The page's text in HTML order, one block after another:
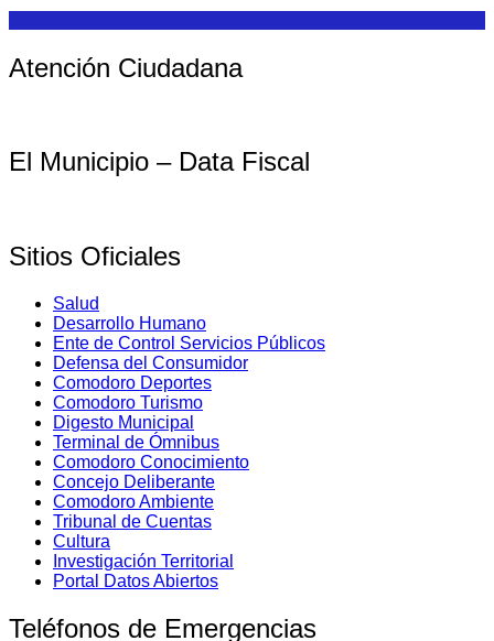
Atención Ciudadana
El Municipio – Data Fiscal
Sitios Oficiales
Salud
Desarrollo Humano
Ente de Control Servicios Públicos
Defensa del Consumidor
Comodoro Deportes
Comodoro Turismo
Digesto Municipal
Terminal de Ómnibus
Comodoro Conocimiento
Concejo Deliberante
Comodoro Ambiente
Tribunal de Cuentas
Cultura
Investigación Territorial
Portal Datos Abiertos
Teléfonos de Emergencias